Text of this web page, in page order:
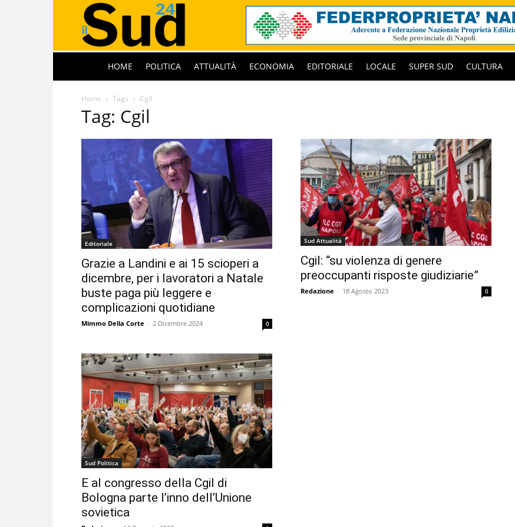
HOME POLITICA ATTUALITÀ ECONOMIA EDITORIALE LOCALE SUPER SUD CULTURA
Home Tags Cgil
Tag: Cgil
Editoriale
Grazie a Landini e ai 15 scioperi a
dicembre, per i lavoratori a Natale
buste paga più leggere e
complicazioni quotidiane
Mimmo Della Corte - 2 Dicembre 2024 0
Sud Attualità
Cgil: “su violenza di genere
preoccupanti risposte giudiziarie”
Redazione - 18 Agosto 2023 0
Sud Politica
E al congresso della Cgil di
Bologna parte l’inno dell’Unione
sovietica